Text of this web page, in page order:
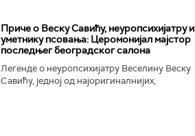
Приче о Веску Савићу, неуропсихијатру и
уметнику псовања: Церомонијал мајстор
последњег београдског салона
Легенде о неуропсихијатру Веселину Веску
Савићу, једној од најоригиналнијих,